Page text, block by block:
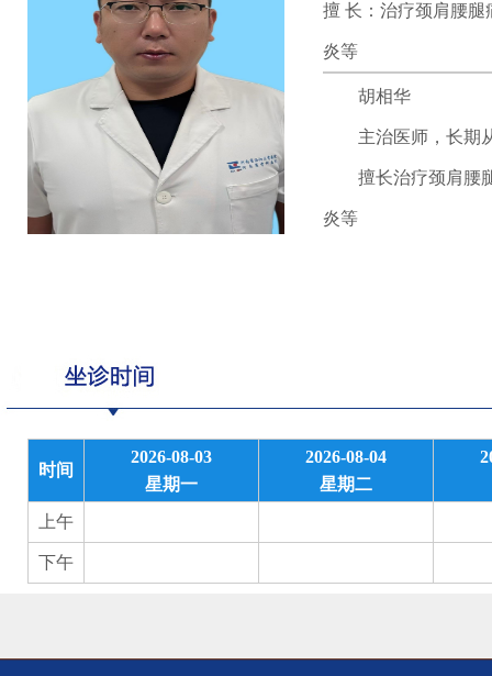
擅 长：治疗颈肩腰
炎等
胡相华
主治医师，长期从
擅长治疗颈肩腰腿
炎等
时间
2026-08-03
星期一
2026-08-04
星期二
上午
下午